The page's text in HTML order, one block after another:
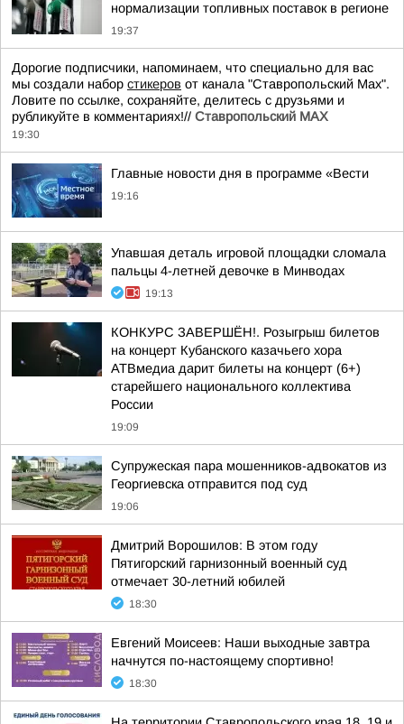
нормализации топливных поставок в регионе
19:37
Дорогие подписчики, напоминаем, что специально для вас
мы создали набор стикеров от канала "Ставропольский Max".
Ловите по ссылке, сохраняйте, делитесь с друзьями и
рубликуйте в комментариях!// Ставропольский MAX
19:30
Главные новости дня в программе «Вести
19:16
Упавшая деталь игровой площадки сломала
пальцы 4-летней девочке в Минводах
19:13
КОНКУРС ЗАВЕРШЁН!. Розыгрыш билетов
на концерт Кубанского казачьего хора
АТВмедиа дарит билеты на концерт (6+)
старейшего национального коллектива
России
19:09
Супружеская пара мошенников-адвокатов из
Георгиевска отправится под суд
19:06
Дмитрий Ворошилов: В этом году
Пятигорский гарнизонный военный суд
отмечает 30-летний юбилей
18:30
Евгений Моисеев: Наши выходные завтра
начнутся по-настоящему спортивно!
18:30